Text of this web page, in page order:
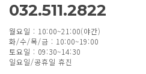
032.511.2822
월요일 : 10:00~21:00(야간)
화/수/목/금 : 10:00~19:00
토요일 : 09:30~14:30
일요일/공휴일 휴진